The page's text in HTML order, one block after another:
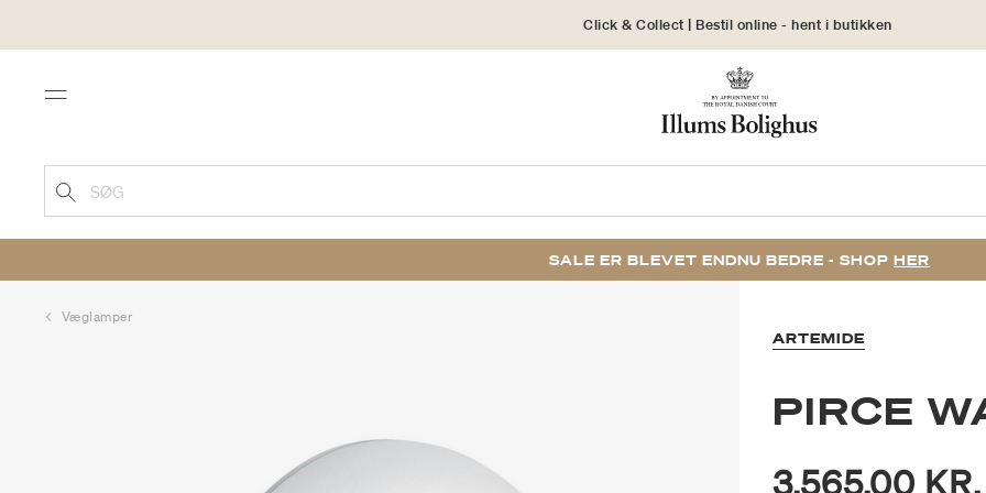
Click & Collect | Bestil online - hent i butikken
30 dages returret
Menu
SØG
SALE ER BLEVET ENDNU BEDRE - SHOP HER
Væglamper
ARTEMIDE
PIRCE
3.565,00 KR.